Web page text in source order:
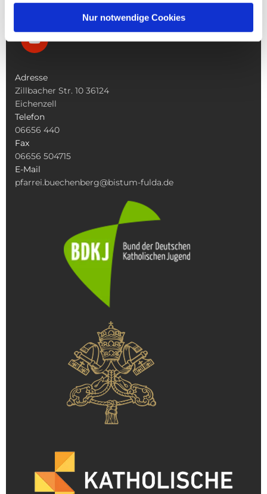
Nur notwendige Cookies
Adresse
Zillbacher Str. 10 36124
Eichenzell
Telefon
06656 440
Fax
06656 504715
E-Mail
pfarrei.buechenberg@bistum-fulda.de